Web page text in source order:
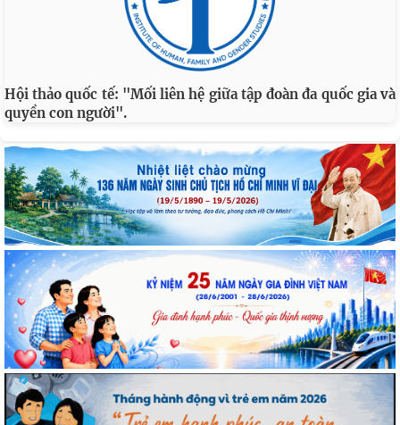
Hội thảo quốc tế: "Mối liên hệ giữa tập đoàn đa quốc gia và
quyền con người".